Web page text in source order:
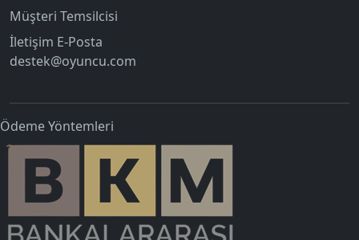
Müşteri Temsilcisi
İletişim E-Posta
destek@oyuncu.com
Ödeme Yöntemleri